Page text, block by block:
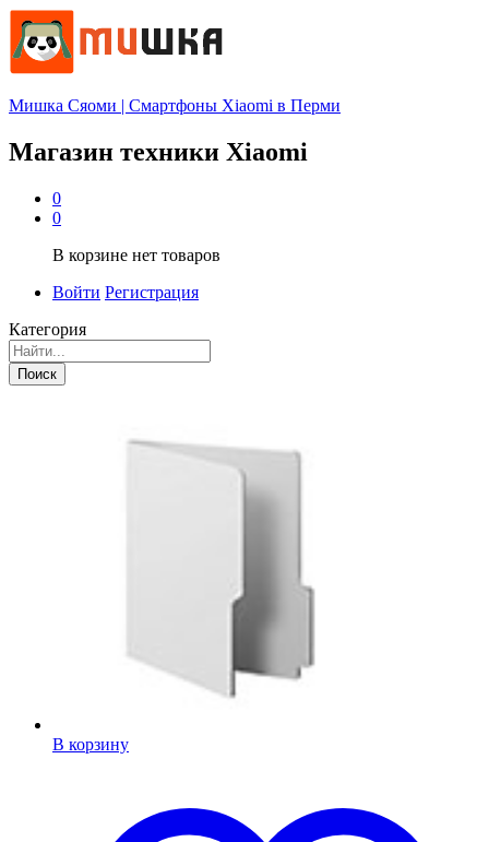
Мишка Сяоми | Смартфоны Xiaomi в Перми
Магазин техники Xiaomi
0
0
В корзине нет товаров
Войти Регистрация
Категория
Поиск
В корзину